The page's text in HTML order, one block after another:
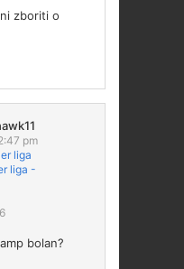
zboriti o
pm
liga
liga -
bolan?